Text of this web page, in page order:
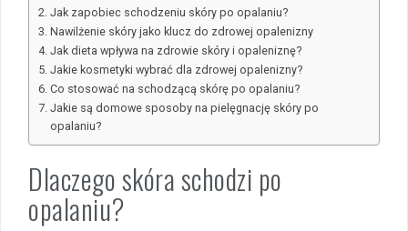
Jak zapobiec schodzeniu skóry po opalaniu?
Nawilżenie skóry jako klucz do zdrowej opalenizny
Jak dieta wpływa na zdrowie skóry i opaleniznę?
Jakie kosmetyki wybrać dla zdrowej opalenizny?
Co stosować na schodzącą skórę po opalaniu?
Jakie są domowe sposoby na pielęgnację skóry po
opalaniu?
Dlaczego skóra schodzi po
opalaniu?